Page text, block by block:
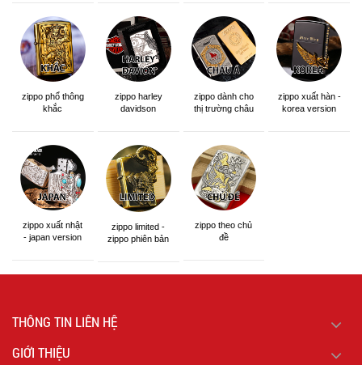
zippo phổ thông
khắc
zippo harley
davidson
zippo dành cho
thị trường châu
zippo xuất hàn -
korea version
zippo xuất nhật
- japan version
zippo limited -
zippo phiên bản
zippo theo chủ
đề
THÔNG TIN LIÊN HỆ
GIỚI THIỆU